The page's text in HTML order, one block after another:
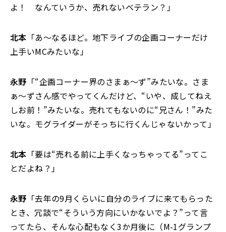
よ！ なんていうか、売れないベテラン？」
北本 「あ～なるほど。地下ライブの企画コーナーだけ
上手いMCみたいな」
永野 「“企画コーナー界のさまぁ～ず”みたいな。さま
ぁ～ずさん感でやってくんだけど、“いや、成してねえ
しお前！”みたいな。売れてもないのに“兄さん！”みた
いな。モグライダーがそっちに行くんじゃないかって」
北本 「要は“売れる前に上手くなっちゃってる”ってこ
とだよね？」
永野 「去年の9月くらいに自分のライブに来てもらった
とき、冗談で“そういう方向にいかないでよ？”って言
ってたら、そんな心配もなく3か月後に（M-1グランプ